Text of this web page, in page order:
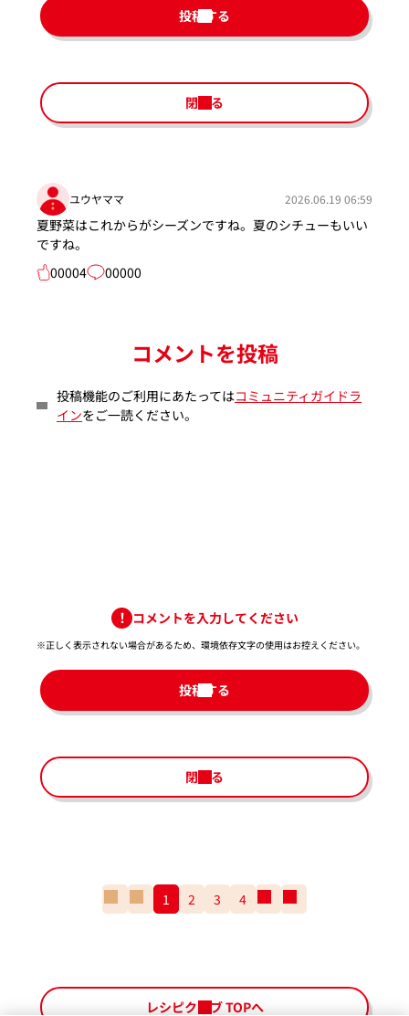
投稿する
閉じる
ユウヤママ 2026.06.19 06:59
夏野菜はこれからがシーズンですね。夏のシチューもいい
ですね。
00004
00000
コメントを投稿
投稿機能のご利用にあたってはコミュニティガイドラ
インをご一読ください。
コメントを入力してください
※正しく表示されない場合があるため、環境依存文字の使用はお控えください。​
投稿する
閉じる
番
ペ
の
1 2 3 4
の
番
ペ
レシピクラブ TOPへ